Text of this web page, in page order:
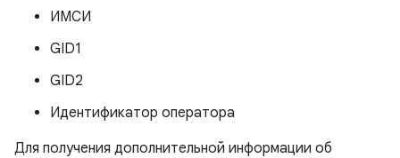
ИМСИ
GID1
GID2
Идентификатор оператора
Для получения дополнительной информации об